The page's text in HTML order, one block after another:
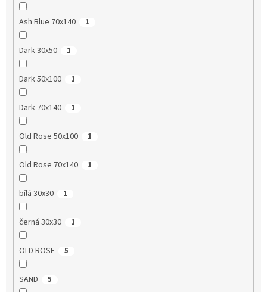
Ash Blue 70x140 1
Dark 30x50 1
Dark 50x100 1
Dark 70x140 1
Old Rose 50x100 1
Old Rose 70x140 1
bílá 30x30 1
černá 30x30 1
OLD ROSE 5
SAND 5